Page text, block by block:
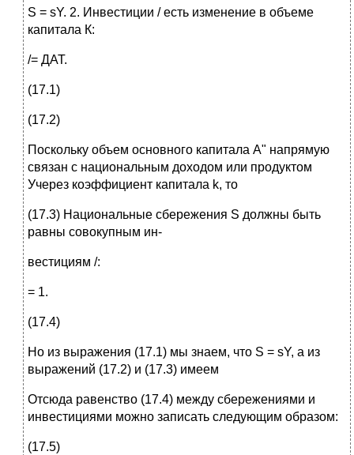
S = sY. 2. Инвестиции / есть изменение в объеме
капитала К:
/= ДАТ.
(17.1)
(17.2)
Поскольку объем основного капитала А" напрямую
связан с национальным доходом или продуктом
Учерез коэффициент капитала k, то
(17.3) Национальные сбережения S должны быть
равны совокупным ин-
вестициям /:
= 1.
(17.4)
Но из выражения (17.1) мы знаем, что S = sY, а из
выражений (17.2) и (17.3) имеем
Отсюда равенство (17.4) между сбережениями и
инвестициями можно записать следующим образом:
(17.5)